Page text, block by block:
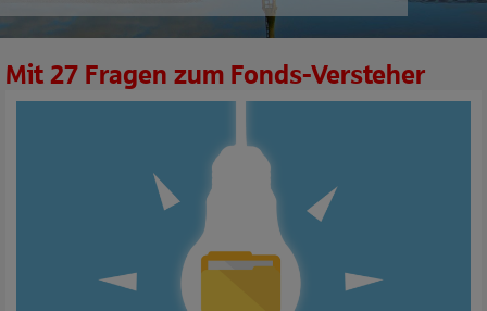
Mit 27 Fragen zum Fonds-Versteher